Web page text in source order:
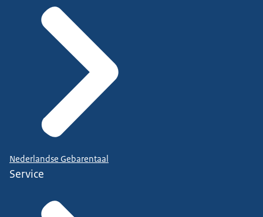
Nederlandse Gebarentaal
Service